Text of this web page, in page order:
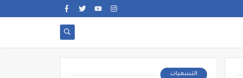
التسميات